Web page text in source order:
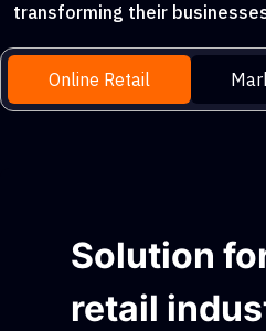
transforming their
Online Retail
Solution
retail